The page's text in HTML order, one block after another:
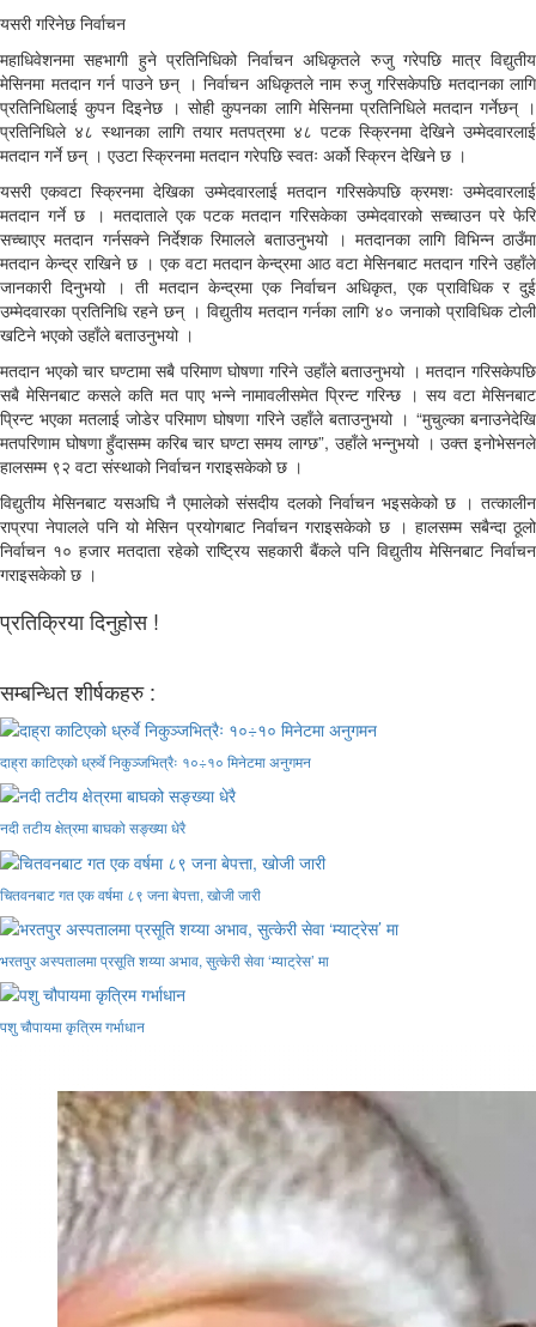
यसरी गरिनेछ निर्वाचन
महाधिवेशनमा सहभागी हुने प्रतिनिधिको निर्वाचन अधिकृतले रुजु गरेपछि मात्र विद्युतीय
मेसिनमा मतदान गर्न पाउने छन् । निर्वाचन अधिकृतले नाम रुजु गरिसकेपछि मतदानका लागि
प्रतिनिधिलाई कुपन दिइनेछ । सोही कुपनका लागि मेसिनमा प्रतिनिधिले मतदान गर्नेछन् ।
प्रतिनिधिले ४८ स्थानका लागि तयार मतपत्रमा ४८ पटक स्क्रिनमा देखिने उम्मेदवारलाई
मतदान गर्ने छन् । एउटा स्क्रिनमा मतदान गरेपछि स्वतः अर्को स्क्रिन देखिने छ ।
यसरी एकवटा स्क्रिनमा देखिका उम्मेदवारलाई मतदान गरिसकेपछि क्रमशः उम्मेदवारलाई
मतदान गर्ने छ । मतदाताले एक पटक मतदान गरिसकेका उम्मेदवारको सच्चाउन परे फेरि
सच्चाएर मतदान गर्नसक्ने निर्देशक रिमालले बताउनुभयो । मतदानका लागि विभिन्न ठाउँमा
मतदान केन्द्र राखिने छ । एक वटा मतदान केन्द्रमा आठ वटा मेसिनबाट मतदान गरिने उहाँले
जानकारी दिनुभयो । ती मतदान केन्द्रमा एक निर्वाचन अधिकृत, एक प्राविधिक र दुई
उम्मेदवारका प्रतिनिधि रहने छन् । विद्युतीय मतदान गर्नका लागि ४० जनाको प्राविधिक टोली
खटिने भएको उहाँले बताउनुभयो ।
मतदान भएको चार घण्टामा सबै परिमाण घोषणा गरिने उहाँले बताउनुभयो । मतदान गरिसकेपछि
सबै मेसिनबाट कसले कति मत पाए भन्ने नामावलीसमेत प्रिन्ट गरिन्छ । सय वटा मेसिनबाट
प्रिन्ट भएका मतलाई जोडेर परिमाण घोषणा गरिने उहाँले बताउनुभयो । “मुचुल्का बनाउनेदेखि
मतपरिणाम घोषणा हुँदासम्म करिब चार घण्टा समय लाग्छ”, उहाँले भन्नुभयो । उक्त इनोभेसनले
हालसम्म ९२ वटा संस्थाको निर्वाचन गराइसकेको छ ।
विद्युतीय मेसिनबाट यसअघि नै एमालेको संसदीय दलको निर्वाचन भइसकेको छ । तत्कालीन
राप्रपा नेपालले पनि यो मेसिन प्रयोगबाट निर्वाचन गराइसकेको छ । हालसम्म सबैन्दा ठूलो
निर्वाचन १० हजार मतदाता रहेको राष्ट्रिय सहकारी बैंकले पनि विद्युतीय मेसिनबाट निर्वाचन
गराइसकेको छ ।
प्रतिक्रिया दिनुहोस !
सम्बन्धित शीर्षकहरु :
दाह्रा काटिएको ध्रुर्वे निकुञ्जभित्रैः १०÷१० मिनेटमा अनुगमन
नदी तटीय क्षेत्रमा बाघको सङ्ख्या धेरै
चितवनबाट गत एक वर्षमा ८९ जना बेपत्ता, खोजी जारी
भरतपुर अस्पतालमा प्रसूति शय्या अभाव, सुत्केरी सेवा ‘म्याट्रेस’ मा
पशु चौपायमा कृत्रिम गर्भाधान